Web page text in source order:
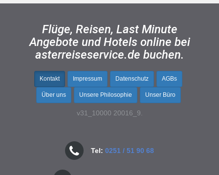
Flüge, Reisen, Last Minute
Angebote und Hotels online bei
asterreiseservice.de buchen.
Kontakt Impressum Datenschutz AGBs
Über uns Unsere Philosophie Unser Büro
v31_10000 20016_9.
Tel: 0251 / 51 90 68